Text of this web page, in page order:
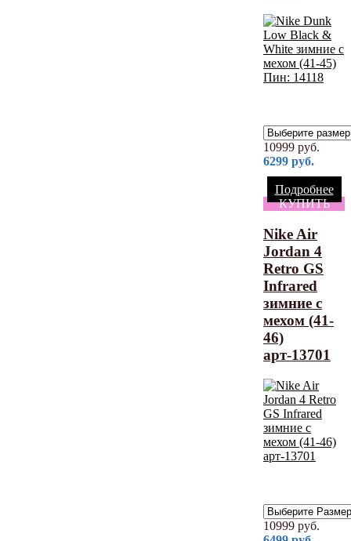
10999 руб.
6299 руб.
Подробнее
КУПИТЬ
Nike Air
Jordan 4
Retro GS
Infrared
зимние с
мехом (41-
46)
арт-13701
10999 руб.